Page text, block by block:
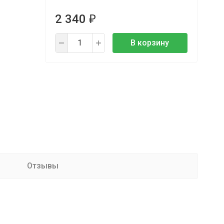
2 340 ₽
В корзину
Отзывы